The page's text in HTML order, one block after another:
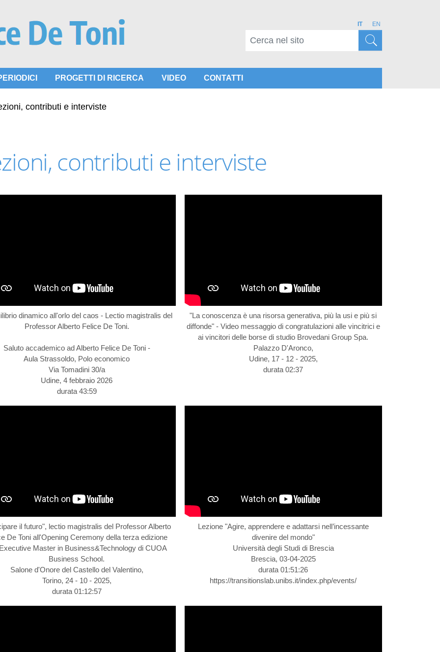
IT EN
PROGETTI DI RICERCA VIDEO CONTATTI
contributi e interviste
contributi e interviste
dinamico all'orlo del caos - Lectio magistralis del
Professor Alberto Felice De Toni.
Saluto accademico ad Alberto Felice De Toni -
Aula Strassoldo, Polo economico
Via Tomadini 30/a
Udine, 4 febbraio 2026
durata 43:59
"La conoscenza è una risorsa generativa, più la usi e più si
diffonde" - Video messaggio di congratulazioni alle vincitrici e
ai vincitori delle borse di studio Brovedani Group Spa.
Palazzo D'Aronco,
Udine, 17 - 12 - 2025,
durata 02:37
il futuro", lectio magistralis del Professor Alberto
De Toni all'Opening Ceremony della terza edizione
Master in Business&Technology di CUOA
Business School.
Salone d'Onore del Castello del Valentino,
Torino, 24 - 10 - 2025,
durata 01:12:57
Lezione "Agire, apprendere e adattarsi nell’incessante
divenire del mondo"
Università degli Studi di Brescia
Brescia, 03-04-2025
durata 01:51:26
https://transitionslab.unibs.it/index.php/events/